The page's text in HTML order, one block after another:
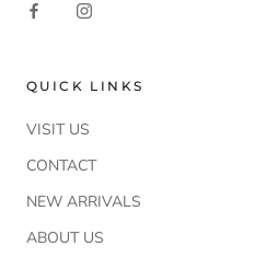
QUICK LINKS
VISIT US
CONTACT
NEW ARRIVALS
ABOUT US